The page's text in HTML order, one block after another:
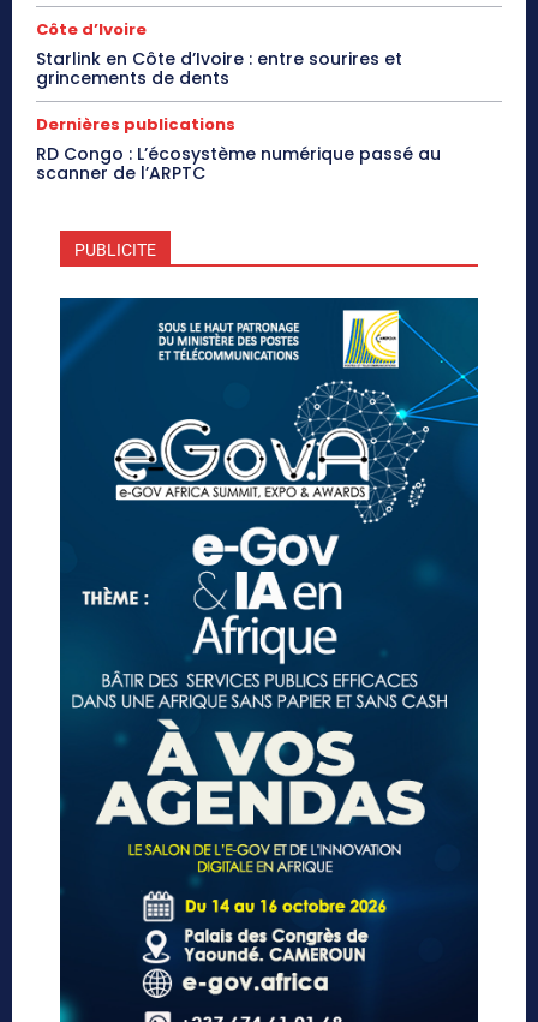
Côte d’Ivoire
Starlink en Côte d’Ivoire : entre sourires et
grincements de dents
Dernières publications
RD Congo : L’écosystème numérique passé au
scanner de l’ARPTC
PUBLICITE